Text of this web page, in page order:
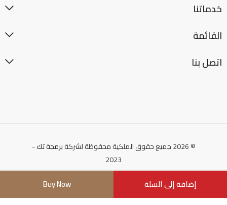
إضافة إلى السلة Buy Now
خدماتنا
القائمة
اتصل بنا
© 2026 جميع حقوق الملكية محفوظة لشركة برمجة تك-
2023